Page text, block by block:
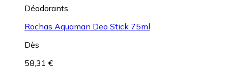
Déodorants
Rochas Aquaman Deo Stick 75ml
Dès
58,31 €